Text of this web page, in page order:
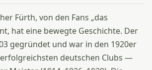
Fürth, von den Fans „das
hat eine bewegte Geschichte. Der
gegründet und war in den 1920er
deutschen Clubs —